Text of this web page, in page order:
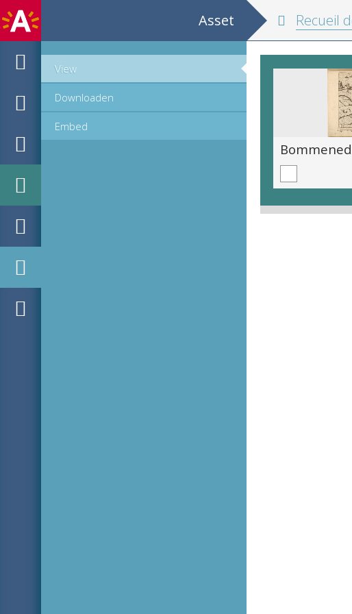
Asset
View
Downloaden
Embed
Recueil de 112 gravures representant les principaux faits arrivés dans les pays bas depuis 1566 sous le